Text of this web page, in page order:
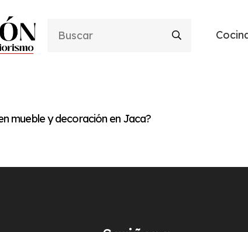
mueble y decoración en Jaca?